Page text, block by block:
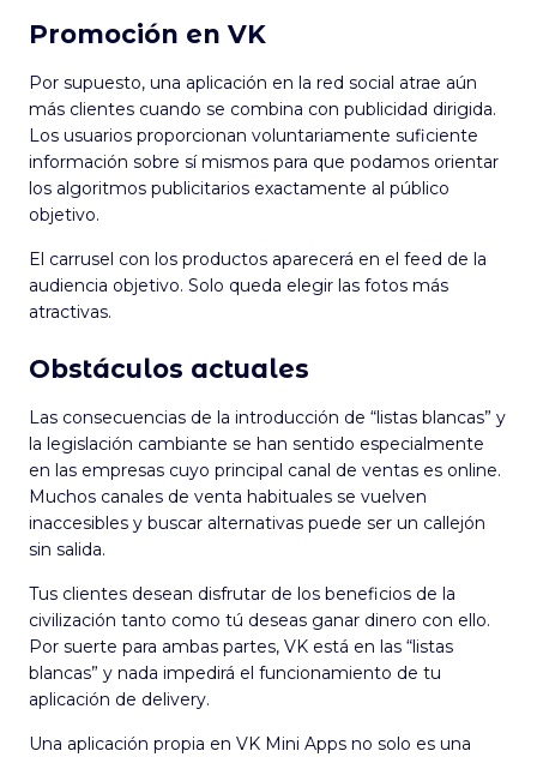
Promoción en VK
Por supuesto, una aplicación en la red social atrae aún
más clientes cuando se combina con publicidad dirigida.
Los usuarios proporcionan voluntariamente suficiente
información sobre sí mismos para que podamos orientar
los algoritmos publicitarios exactamente al público
objetivo.
El carrusel con los productos aparecerá en el feed de la
audiencia objetivo. Solo queda elegir las fotos más
atractivas.
Obstáculos actuales
Las consecuencias de la introducción de “listas blancas” y
la legislación cambiante se han sentido especialmente
en las empresas cuyo principal canal de ventas es online.
Muchos canales de venta habituales se vuelven
inaccesibles y buscar alternativas puede ser un callejón
sin salida.
Tus clientes desean disfrutar de los beneficios de la
civilización tanto como tú deseas ganar dinero con ello.
Por suerte para ambas partes, VK está en las “listas
blancas” y nada impedirá el funcionamiento de tu
aplicación de delivery.
Una aplicación propia en VK Mini Apps no solo es una